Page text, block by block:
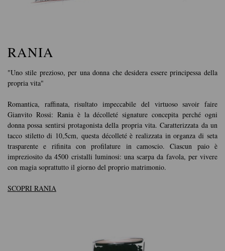
RANIA
"Uno stile prezioso, per una donna che desidera essere principessa della
propria vita"
Romantica, raffinata, risultato impeccabile del virtuoso savoir faire
Gianvito Rossi: Rania è la décolleté signature concepita perché ogni
donna possa sentirsi protagonista della propria vita. Caratterizzata da un
tacco stiletto di 10,5cm, questa décolleté è realizzata in organza di seta
trasparente e rifinita con profilature in camoscio. Ciascun paio è
impreziosito da 4500 cristalli luminosi: una scarpa da favola, per vivere
con magia soprattutto il giorno del proprio matrimonio.
SCOPRI RANIA